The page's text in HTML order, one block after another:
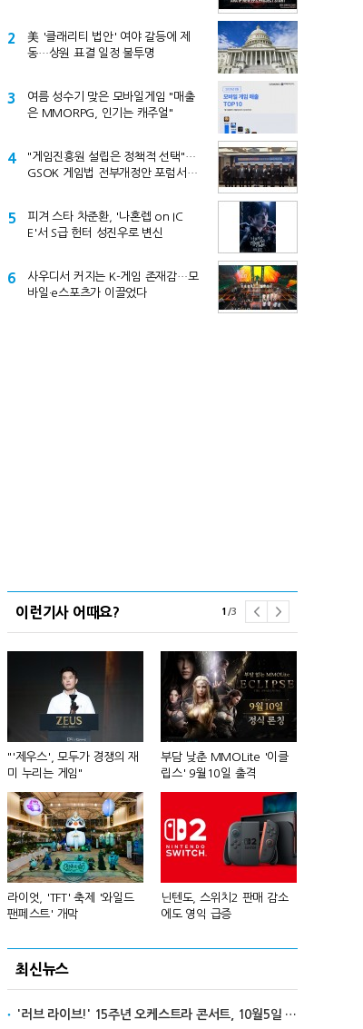
2
美 '클래리티 법안' 여야 갈등에 제
동…상원 표결 일정 불투명
3
여름 성수기 맞은 모바일게임 "매출
은 MMORPG, 인기는 캐주얼"
4
"게임진흥원 설립은 정책적 선택"…
GSOK 게임법 전부개정안 포럼서
5
피겨 스타 차준환, '나혼렙 on IC
E'서 S급 헌터 성진우로 변신
6
사우디서 커지는 K-게임 존재감…모
바일·e스포츠가 이끌었다
이런기사 어때요? 1 /3
"'제우스', 모두가 경쟁의 재
미 누리는 게임"
부담 낮춘 MMOLite '이클
립스' 9월10일 출격
라이엇, 'TFT' 축제 '와일드
팬페스트' 개막
닌텐도, 스위치2 판매 감소
에도 영익 급증
최신뉴스
'러브 라이브!' 15주년 오케스트라 콘서트, 10월5일 한국서 첫 해외 공연